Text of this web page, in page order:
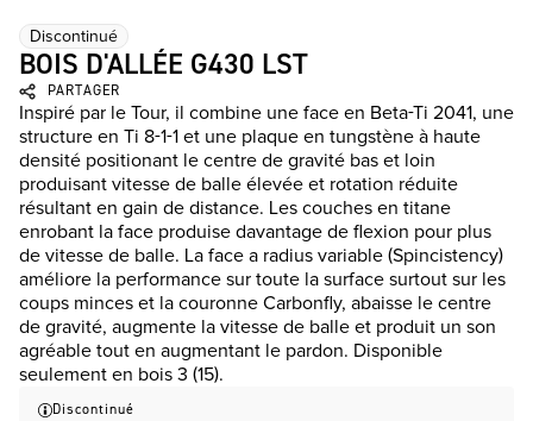
Discontinué
BOIS D'ALLÉE G430 LST
PARTAGER
Inspiré par le Tour, il combine une face en Beta-Ti 2041, une
structure en Ti 8-1-1 et une plaque en tungstène à haute
densité positionant le centre de gravité bas et loin
produisant vitesse de balle élevée et rotation réduite
résultant en gain de distance. Les couches en titane
enrobant la face produise davantage de flexion pour plus
de vitesse de balle. La face a radius variable (Spincistency)
améliore la performance sur toute la surface surtout sur les
coups minces et la couronne Carbonfly, abaisse le centre
de gravité, augmente la vitesse de balle et produit un son
agréable tout en augmentant le pardon. Disponible
seulement en bois 3 (15).
Discontinué